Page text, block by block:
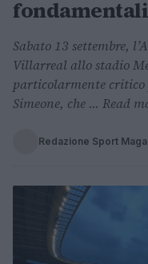
Sabato 13 settembre,
Villarreal allo stadio
particolarmente critico
Simeone, che ... Read
Redazione Sport